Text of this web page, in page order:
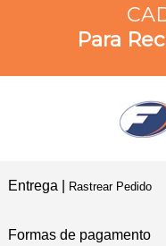
Para
Entrega | Rastrear Pedido
Formas de pagamento